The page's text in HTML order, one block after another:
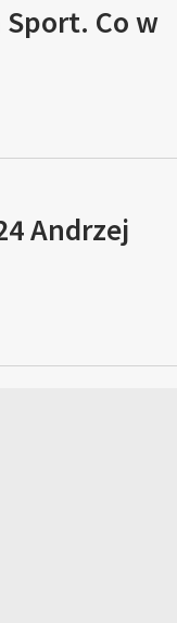
Sport. Co w
Andrzej